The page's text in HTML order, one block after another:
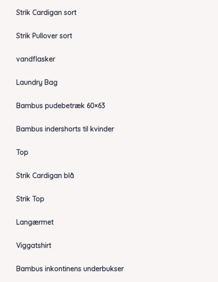
Strik Cardigan sort
Strik Pullover sort
vandflasker
Laundry Bag
Bambus pudebetræk 60×63
Bambus indershorts til kvinder
Top
Strik Cardigan blå
Strik Top
Langærmet
Viggatshirt
Bambus inkontinens underbukser